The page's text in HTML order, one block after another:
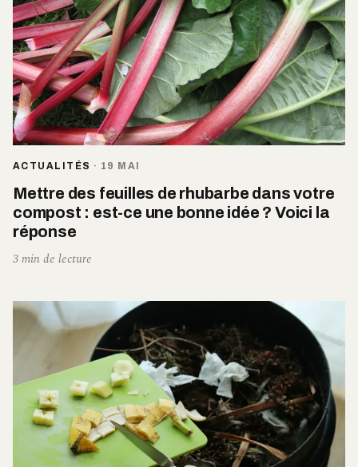
ACTUALITÉS · 19 MAI
Mettre des feuilles de rhubarbe dans votre
compost : est-ce une bonne idée ? Voici la
réponse
3 min de lecture